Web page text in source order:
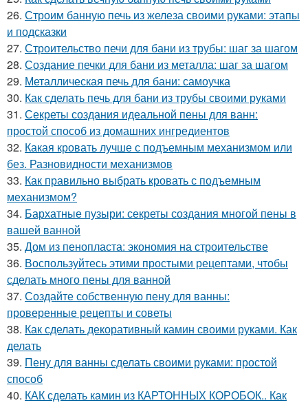
26. Строим банную печь из железа своими руками: этапы
и подсказки
27. Строительство печи для бани из трубы: шаг за шагом
28. Создание печки для бани из металла: шаг за шагом
29. Металлическая печь для бани: самоучка
30. Как сделать печь для бани из трубы своими руками
31. Секреты создания идеальной пены для ванн:
простой способ из домашних ингредиентов
32. Какая кровать лучше с подъемным механизмом или
без. Разновидности механизмов
33. Как правильно выбрать кровать с подъемным
механизмом?
34. Бархатные пузыри: секреты создания многой пены в
вашей ванной
35. Дом из пенопласта: экономия на строительстве
36. Воспользуйтесь этими простыми рецептами, чтобы
сделать много пены для ванной
37. Создайте собственную пену для ванны:
проверенные рецепты и советы
38. Как сделать декоративный камин своими руками. Как
делать
39. Пену для ванны сделать своими руками: простой
способ
40. КАК сделать камин из КАРТОННЫХ КОРОБОК.. Как